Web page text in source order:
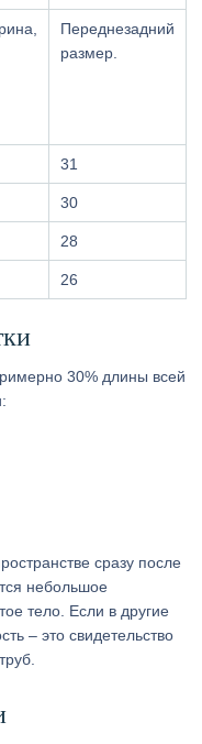
Переднезадний
размер.
31
30
28
26
30% длины всей
сразу после
небольшое
тело. Если в другие
– это свидетельство